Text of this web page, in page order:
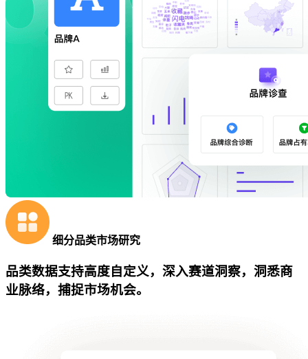
细分品类市场研究
品类数据支持高度自定义，深入赛道洞察，洞悉商
业脉络，捕捉市场机会。